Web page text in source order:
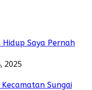
Hidup Saya Pernah
2025
Sungai